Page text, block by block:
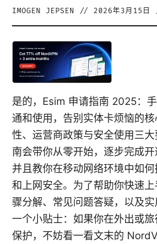
IMOGEN JEPSEN // 2026年3月15日
是的，Esim 申请指南 2025：
通和使用，告别实体卡烦恼的
性、运营商政策与安全使用三
南会带你从零开始，逐步完成开
并且教你在移动网络环境中如
和上网安全。为了帮助你快速
骤分解、常见问题答疑，以及
一个小贴士：如果你在外出或
保护，不妨看一看文末的